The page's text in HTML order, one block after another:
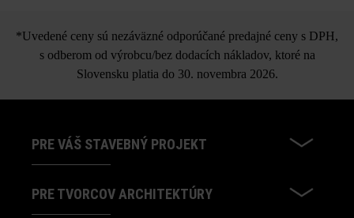
*Uvedené ceny sú nezáväzné odporúčané predajné ceny s DPH,
s odberom od výrobcu/bez dodacích nákladov, ktoré na
Slovensku platia do 30. novembra 2026.
PRE VÁŠ STAVEBNÝ PROJEKT
PRE TVORCOV ARCHITEKTÚRY